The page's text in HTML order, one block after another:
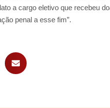
a cargo eletivo que recebeu
penal a esse fim”.